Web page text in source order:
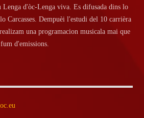
Lenga d'òc-Lenga viva. Es difusada dins lo
Carcasses. Dempuèi l'estudi del 10 carrièra
una programacion musicala mai que
d'emissions.